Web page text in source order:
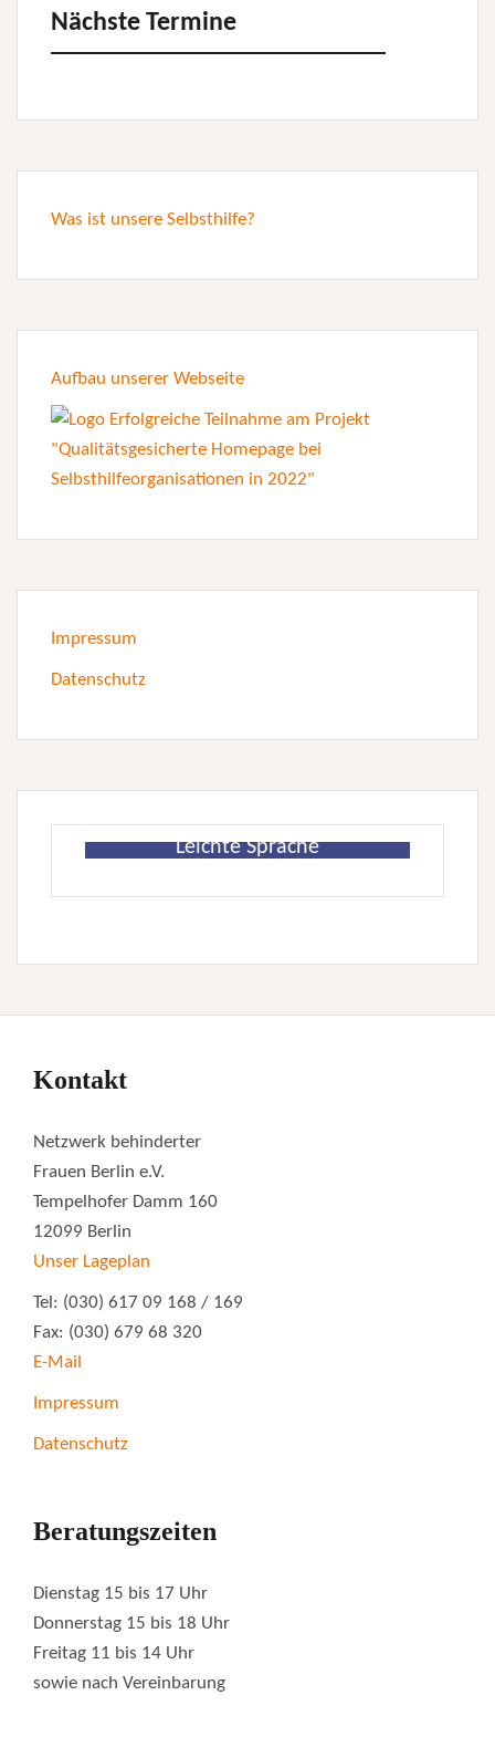
Nächste Termine
Was ist unsere Selbsthilfe?
Aufbau unserer Webseite
Impressum
Datenschutz
Leichte Sprache
Kontakt
Netzwerk behinderter
Frauen Berlin e.V.
Tempelhofer Damm 160
12099 Berlin
Unser Lageplan
Tel: (030) 617 09 168 / 169
Fax: (030) 679 68 320
E-Mail
Impressum
Datenschutz
Beratungszeiten
Dienstag 15 bis 17 Uhr
Donnerstag 15 bis 18 Uhr
Freitag 11 bis 14 Uhr
sowie nach Vereinbarung